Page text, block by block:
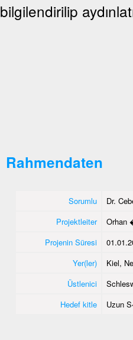
bilgilendirilip
Rahmendaten
Sorumlu
Dr.
Projektleiter
Orhan
Projenin Süresi
Yer(ler)
Kiel,
Üstlenici
Hedef kitle
Uzun